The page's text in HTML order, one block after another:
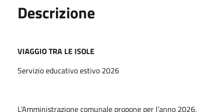
Descrizione
VIAGGIO TRA LE ISOLE
Servizio educativo estivo 2026
L’Amministrazione comunale propone per l’anno 2026,